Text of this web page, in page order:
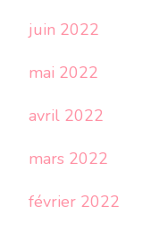
juin 2022
mai 2022
avril 2022
mars 2022
février 2022